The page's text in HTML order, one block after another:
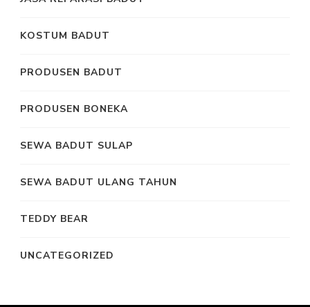
KOSTUM BADUT
PRODUSEN BADUT
PRODUSEN BONEKA
SEWA BADUT SULAP
SEWA BADUT ULANG TAHUN
TEDDY BEAR
UNCATEGORIZED